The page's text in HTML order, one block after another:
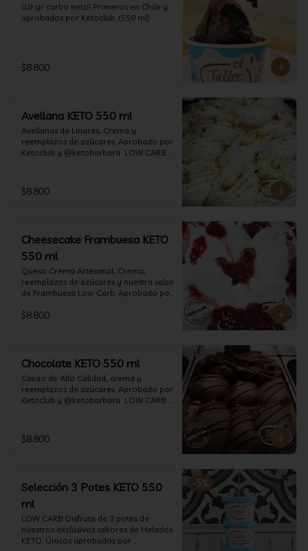
0,9 gr carbo neto! Primeros en Chile y
aprobados por Ketoclub. (550 ml)
$8.800
Avellana KETO 550 ml
Avellanas de Linares, Crema y
reemplazos de azúcares. Aprobado por
Ketoclub y @ketobarbara  LOW CARB
$8.800
Cheesecake Frambuesa KETO
550 ml
Queso Crema Artesanal, Crema,
reemplazos de azúcares y nuestra salsa
de Frambuesa Low Carb. Aprobado por
KETO. (550 ml)
$8.800
Chocolate KETO 550 ml
Cacao de Alta Calidad, crema y
reemplazos de azúcares. Aprobado por
Ketoclub y @ketobarbara  LOW CARB
$8.800
-5%
Selección 3 Potes KETO 550
ml
LOW CARB Disfruta de 3 potes de
nuestros exclusivos sabores de Helados
KETO. Únicos aprobados por